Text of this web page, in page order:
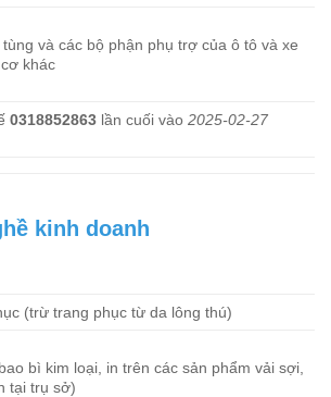
tùng và các bộ phận phụ trợ của ô tô và xe
khác
0318852863 lần cuối vào 2025-02-27
kinh doanh
(trừ trang phục từ da lông thú)
bì kim loại, in trên các sản phẩm vải sợi,
tại trụ sở)